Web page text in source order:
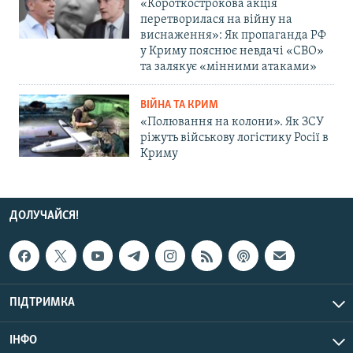
«Короткострокова акція
перетворилася на війну на
виснаження»: Як пропаганда РФ
у Криму пояснює невдачі «СВО»
та залякує «мінними атаками»
ВІЙНА ТА КРИМ
«Полювання на колони». Як ЗСУ
ріжуть військову логістику Росії в
Криму
ДОЛУЧАЙСЯ!
ПІДТРИМКА
ІНФО